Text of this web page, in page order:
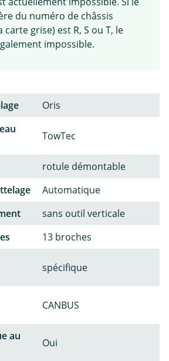
du numéro de châssis
carte grise) est R, S ou T, le
impossible.
Oris
TowTec
rotule démontable
Automatique
sans outil verticale
13 broches
spécifique
CANBUS
au
Oui